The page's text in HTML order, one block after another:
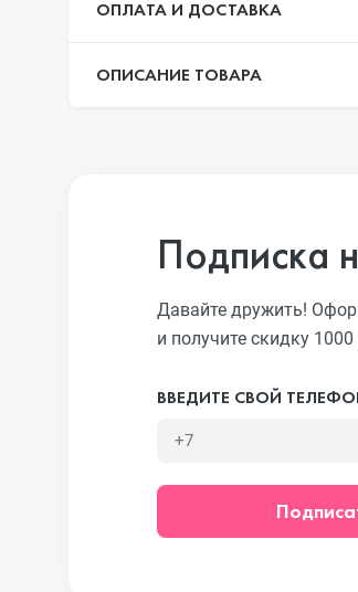
ОПЛАТА И ДОСТАВКА
ОПИСАНИЕ ТОВАРА
Подписка
Давайте дружить!
и получите скидку
ВВЕДИТЕ СВОЙ